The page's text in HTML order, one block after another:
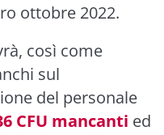
ottobre 2022.
così come
sul
del personale
CFU mancanti ed